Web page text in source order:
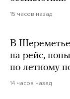
15 часов назад
В
на рейс,
по летному
14 часов назад